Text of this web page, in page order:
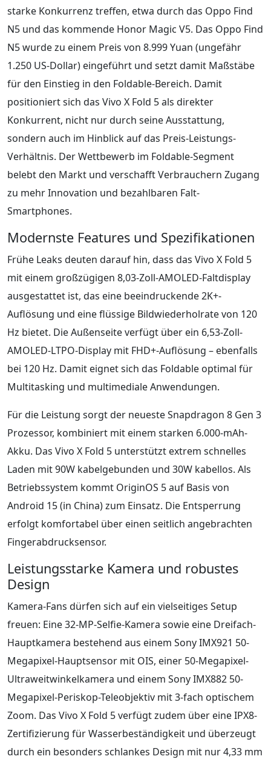
starke Konkurrenz treffen, etwa durch das Oppo Find
N5 und das kommende Honor Magic V5. Das Oppo Find
N5 wurde zu einem Preis von 8.999 Yuan (ungefähr
1.250 US-Dollar) eingeführt und setzt damit Maßstäbe
für den Einstieg in den Foldable-Bereich. Damit
positioniert sich das Vivo X Fold 5 als direkter
Konkurrent, nicht nur durch seine Ausstattung,
sondern auch im Hinblick auf das Preis-Leistungs-
Verhältnis. Der Wettbewerb im Foldable-Segment
belebt den Markt und verschafft Verbrauchern Zugang
zu mehr Innovation und bezahlbaren Falt-
Smartphones.
Modernste Features und Spezifikationen
Frühe Leaks deuten darauf hin, dass das Vivo X Fold 5
mit einem großzügigen 8,03-Zoll-AMOLED-Faltdisplay
ausgestattet ist, das eine beeindruckende 2K+-
Auflösung und eine flüssige Bildwiederholrate von 120
Hz bietet. Die Außenseite verfügt über ein 6,53-Zoll-
AMOLED-LTPO-Display mit FHD+-Auflösung – ebenfalls
bei 120 Hz. Damit eignet sich das Foldable optimal für
Multitasking und multimediale Anwendungen.
Für die Leistung sorgt der neueste Snapdragon 8 Gen 3
Prozessor, kombiniert mit einem starken 6.000-mAh-
Akku. Das Vivo X Fold 5 unterstützt extrem schnelles
Laden mit 90W kabelgebunden und 30W kabellos. Als
Betriebssystem kommt OriginOS 5 auf Basis von
Android 15 (in China) zum Einsatz. Die Entsperrung
erfolgt komfortabel über einen seitlich angebrachten
Fingerabdrucksensor.
Leistungsstarke Kamera und robustes
Design
Kamera-Fans dürfen sich auf ein vielseitiges Setup
freuen: Eine 32-MP-Selfie-Kamera sowie eine Dreifach-
Hauptkamera bestehend aus einem Sony IMX921 50-
Megapixel-Hauptsensor mit OIS, einer 50-Megapixel-
Ultraweitwinkelkamera und einem Sony IMX882 50-
Megapixel-Periskop-Teleobjektiv mit 3-fach optischem
Zoom. Das Vivo X Fold 5 verfügt zudem über eine IPX8-
Zertifizierung für Wasserbeständigkeit und überzeugt
durch ein besonders schlankes Design mit nur 4,33 mm